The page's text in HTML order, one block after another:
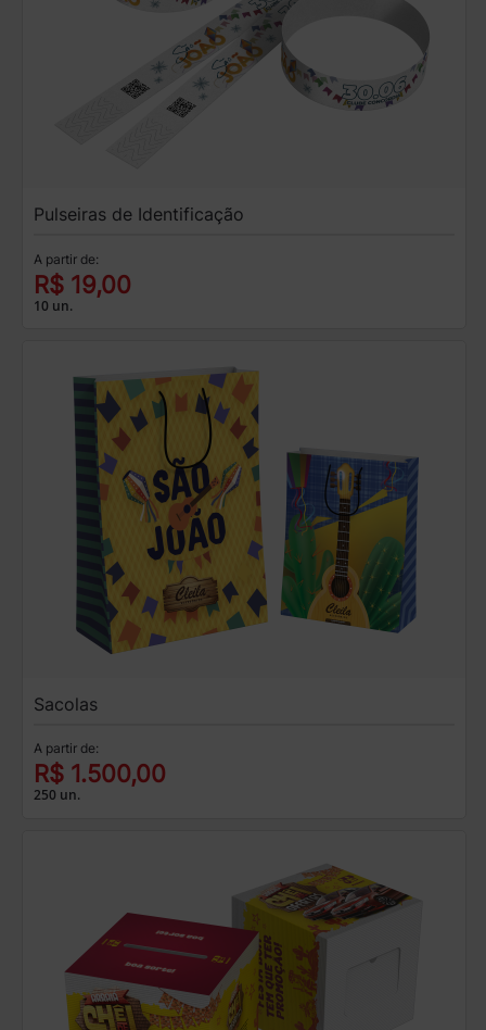
Pulseiras de Identificação
A partir de:
R$ 19,00
10 un.
Sacolas
A partir de:
R$ 1.500,00
250 un.